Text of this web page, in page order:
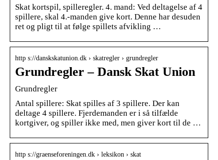
Skat kortspil, spilleregler. 4. mand: Ved deltagelse af 4
spillere, skal 4.-manden give kort. Denne har desuden
ret og pligt til at følge spillets afvikling …
http s://danskskatunion.dk › skatregler › grundregler
Grundregler – Dansk Skat Union
Grundregler
Antal spillere: Skat spilles af 3 spillere. Der kan
deltage 4 spillere. Fjerdemanden er i så tilfælde
kortgiver, og spiller ikke med, men giver kort til de …
http s://graenseforeningen.dk › leksikon › skat